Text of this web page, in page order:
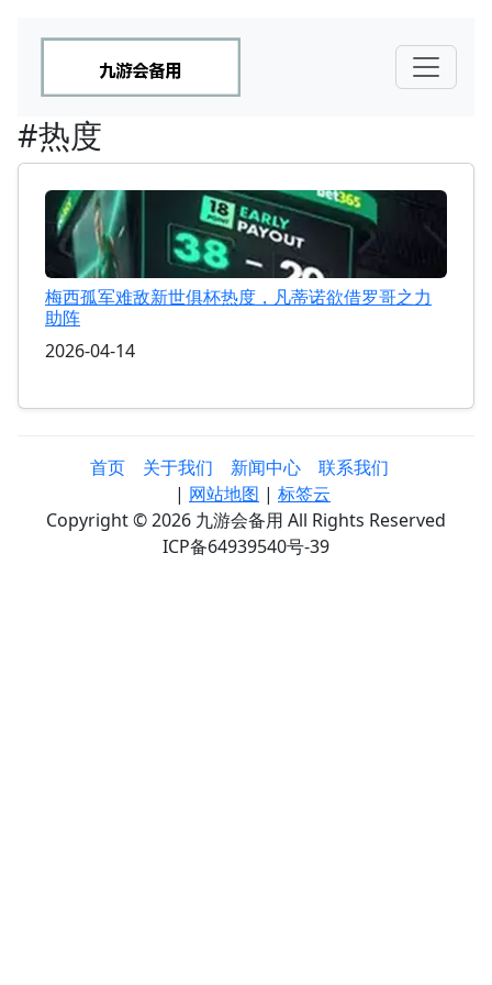
#热度
梅西孤军难敌新世俱杯热度，凡蒂诺欲借罗哥之力
助阵
2026-04-14
首页 关于我们 新闻中心
联系我们
| 网站地图 | 标签云
Copyright © 2026 九游会备用 All Rights Reserved
ICP备64939540号-39